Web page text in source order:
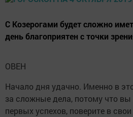
С Козерогами будет сложно
день благоприятен с точки
ОВЕН
Начало дня удачно. Именно в
за сложные дела, потому что
первых успехов, поверите в